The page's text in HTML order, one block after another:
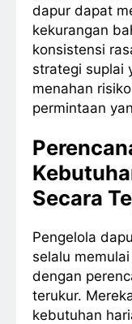
dapur dapat
kekurangan
konsistensi
strategi suplai
menahan
permintaan
Secara
Pengelola
selalu
dengan
terukur.
kebutuhan